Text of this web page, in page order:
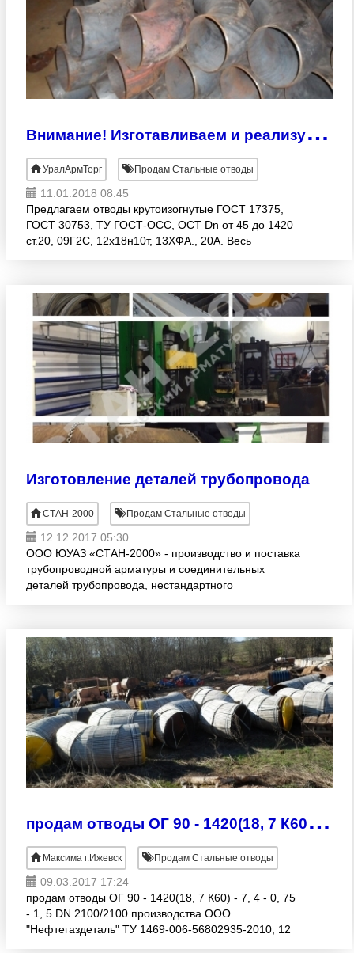
В
нимание! Изготавливаем и реализуем Отводы ГОСТ ОСТ ТУ скидки до -40%
УралАрмТорг Продам Стальные отводы
11.01.2018 08:45
Предлагаем отводы крутоизогнутые ГОСТ 17375,
ГОСТ 30753, ТУ ГОСТ-ОСС, ОСТ Dn от 45 до 1420
ст.20, 09Г2С, 12х18н10т, 13ХФА., 20А. Весь
Изготовление деталей трубопровода
СТАН-2000 Продам Стальные отводы
12.12.2017 05:30
ООО ЮУАЗ «СТАН-2000» - производство и поставка
трубопроводной арматуры и соединительных
деталей трубопровода, нестандартного
п
родам отводы ОГ 90 - 1420(18, 7 К60) - 7, 4 - 0, 75 - 1, 5 DN 2100/2100
Максима г.Ижевск Продам Стальные отводы
09.03.2017 17:24
продам отводы ОГ 90 - 1420(18, 7 К60) - 7, 4 - 0, 75
- 1, 5 DN 2100/2100 производства ООО
"Нефтегаздеталь" ТУ 1469-006-56802935-2010, 12